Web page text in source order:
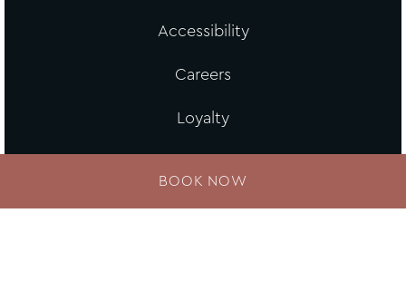
Accessibility
Careers
Loyalty
MGallery Universe
Website design
BOOK NOW